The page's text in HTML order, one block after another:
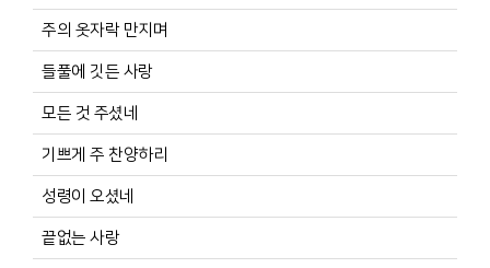
주의 옷자락 만지며
들풀에 깃든 사랑
모든 것 주셨네
기쁘게 주 찬양하리
성령이 오셨네
끝없는 사랑